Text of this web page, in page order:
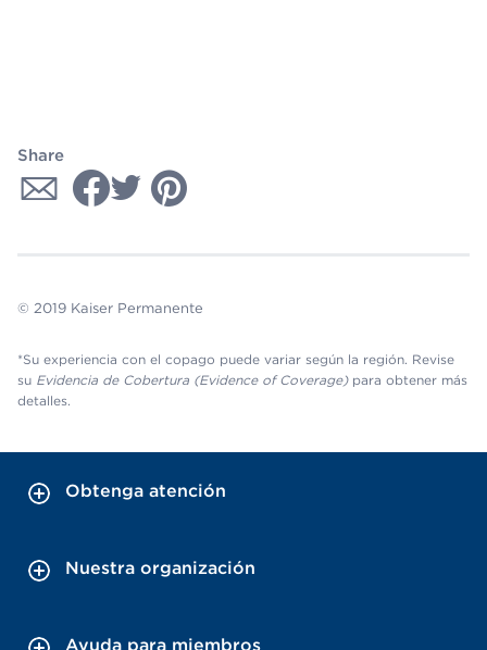
Share
© 2019 Kaiser Permanente
*Su experiencia con el copago puede variar según la región. Revise
su Evidencia de Cobertura (Evidence of Coverage)para obtener más
detalles.
Obtenga atención
Nuestra organización
Ayuda para miembros